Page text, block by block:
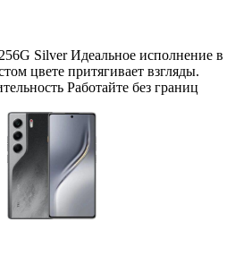
Silver Идеальное исполнение в
цвете притягивает взгляды.
Работайте без границ